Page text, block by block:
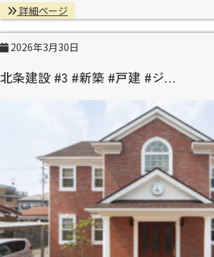
詳細ページ
2026年3月30日
北条建設 #3 #新築 #戸建 #ジ…